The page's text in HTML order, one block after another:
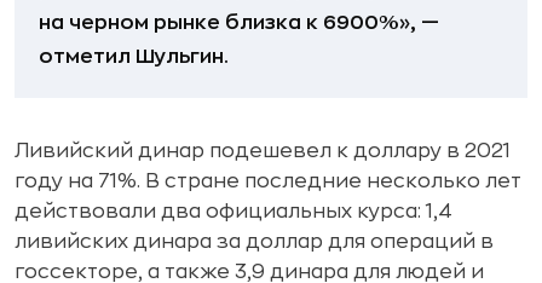
на черном рынке близка к 6900%», —
отметил Шульгин.
Ливийский динар подешевел к доллару в 2021
году на 71%. В стране последние несколько лет
действовали два официальных курса: 1,4
ливийских динара за доллар для операций в
госсекторе, а также 3,9 динара для людей и